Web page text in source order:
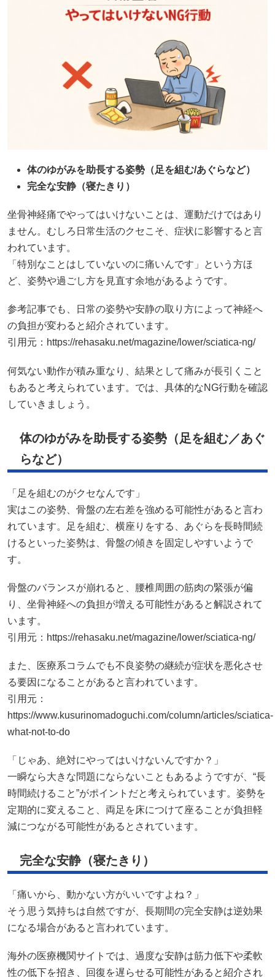
体のゆがみを助長する姿勢（足を組む/あぐらなど）
完全な安静（寝たきり）
坐骨神経痛でやってはいけないことは、運動だけではあり
ません。むしろ日常生活のクセこそ、症状に影響すると言
われています。
「特別なことはしていないのに痛いんです」という方ほ
ど、姿勢や過ごし方を見直す余地があるようです。
参考記事でも、日常の姿勢や安静の取り方によって神経へ
の負担が変わると紹介されています。
引用元： https://rehasaku.net/magazine/lower/sciatica-ng/
何気ない動作が積み重なり、結果として痛みが長引くこと
もあると考えられています。では、具体的なNG行動を確認
していきましょう。
体のゆがみを助長する姿勢（足を組む／あぐ
らなど）
「足を組むのがクセなんです」
実はこの姿勢、骨盤の左右差を強める可能性があると言わ
れています。足を組む、横座りをする、あぐらを長時間続
けるといった姿勢は、骨盤の傾きを固定しやすいようで
す。
骨盤のバランスが崩れると、腰椎周囲の筋肉の緊張が偏
り、坐骨神経への負担が増える可能性があると解説されて
います。
引用元： https://rehasaku.net/magazine/lower/sciatica-ng/
また、医療系コラムでも不良姿勢の継続が症状を悪化させ
る要因になることがあると言われています。
引用元：
https://www.kusurinomadoguchi.com/column/articles/sciatica-
what-not-to-do
「じゃあ、絶対にやってはいけないんですか？」
一瞬なら大きな問題にならないこともあるようですが、“長
時間続けること”がポイントだと考えられています。姿勢を
定期的に変えること、両足を床につけて座ることが負担軽
減につながる可能性があるとされています。
完全な安静（寝たきり）
「痛いから、動かない方がいいですよね？」
そう思う気持ちは自然ですが、長期間の完全安静は逆効果
になる場合があると言われています。
海外の医療機関サイトでは、過度な安静は筋力低下や柔軟
性の低下を招き、回復を遅らせる可能性があると紹介され